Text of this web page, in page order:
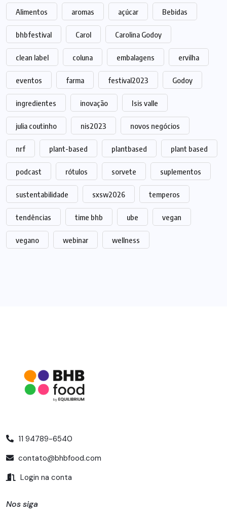
Alimentos aromas açúcar Bebidas
bhbfestival Carol Carolina Godoy
clean label coluna embalagens ervilha
eventos farma festival2023 Godoy
ingredientes inovação Isis valle
julia coutinho nis2023 novos negócios
nrf plant-based plantbased plant based
podcast rótulos sorvete suplementos
sustentabilidade sxsw2026 temperos
tendências time bhb ube vegan
vegano webinar wellness
11 94789-6540
contato@bhbfood.com
Login na conta
Nos siga